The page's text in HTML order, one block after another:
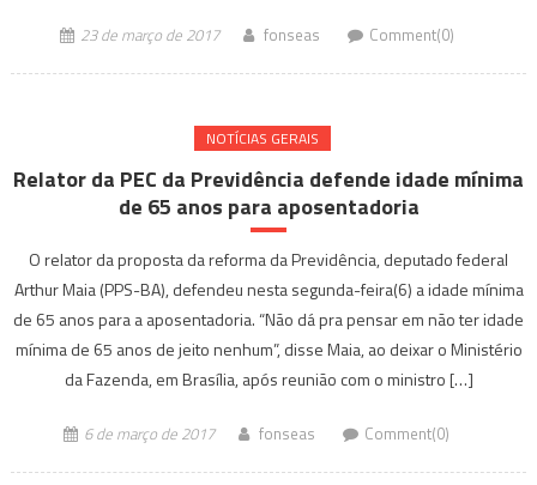
23 de março de 2017 fonseas Comment(0)
NOTÍ­CIAS GERAIS
Relator da PEC da Previdência defende idade mínima
de 65 anos para aposentadoria
O relator da proposta da reforma da Previdência, deputado federal
Arthur Maia (PPS-BA), defendeu nesta segunda-feira(6) a idade mínima
de 65 anos para a aposentadoria. “Não dá pra pensar em não ter idade
mínima de 65 anos de jeito nenhum”, disse Maia, ao deixar o Ministério
da Fazenda, em Brasília, após reunião com o ministro […]
6 de março de 2017 fonseas Comment(0)